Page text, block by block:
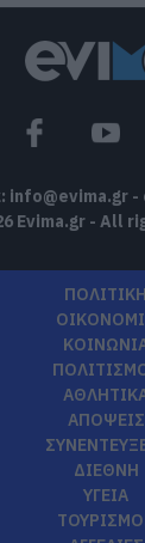
info@evima.gr -
Evima.gr - All
ΠΟΛΙΤΙΚΗ
ΑΠΟΨΕΙΣ
ΔΙΕΘΝΗ
ΥΓΕΙΑ